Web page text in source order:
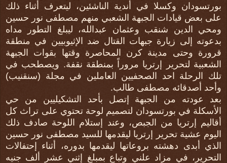
بورتسودان وكسلا في أندية الناشئين، ليتعرف أثناء ذلك
على بعض قيادات الجبهة الشعبي منهم مصطفى نور حسين
ومحي الدين شنقب وعثمان عبدالله، ليبلغ التطور مداه
بدعوته إلى زيارة جبهات القتال ضد الإثيوبيين في منطقة
قرورة وحتى مدينة كرن المحاصرة وقتها بقوات الجبهة
الشعبية لتحرير إرتريا مروراً بمنطقة نقفة. ويصطحب في
تلك الرحلة احد الصحفيين العاملين في مجلة (سنقنيب)
وأحد أصدقائه مصطفى طالب.
بعد عودته من الجبهة إتصل بأحد التشكيليين من حي
الأسكلة في بورتسودان لتصميم لوحة تحتوي على تراث كل
أقاليم إرتريا من الجبص، وعند إستلام اللوحة صادف ذلك
اليوم عشية تحرير إرتريا ليقدمها للسيد مصطفى نور حسين
الذي أبدى دهشته بروعاتها ليقدمها بدوره، أثناء إحتفالات
التحرير، في مزاد علني وتباع بمبلغ إثني عشر ألف جنيه